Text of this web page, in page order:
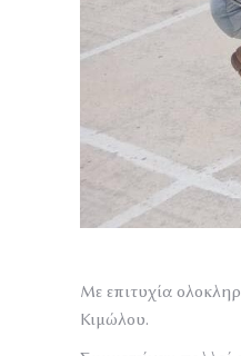
Με επιτυχία
Κιμώλου.